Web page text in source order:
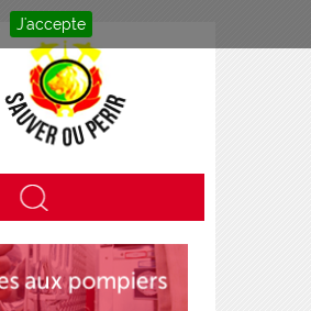
J'accepte